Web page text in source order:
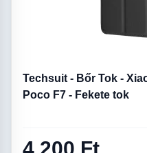
Techsuit - Bőr Tok -
Poco F7 - Fekete tok